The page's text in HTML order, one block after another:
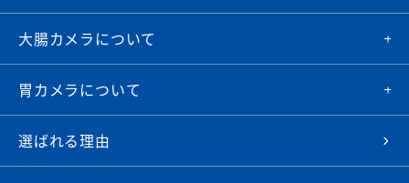
大腸カメラについて
胃カメラについて
選ばれる理由